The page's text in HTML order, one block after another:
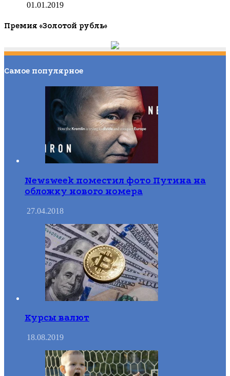
01.01.2019
Премия «Золотой рубль»
Самое популярное
Newsweek поместил фото Путина на
обложку нового номера
27.04.2018
Курсы валют
18.08.2019